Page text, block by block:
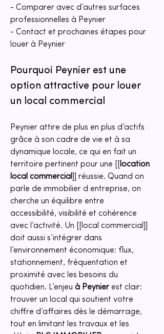
- Comparer avec d’autres surfaces
professionnelles à Peynier
- Contact et prochaines étapes pour
louer à Peynier
Pourquoi Peynier est une
option attractive pour louer
un local commercial
Peynier attire de plus en plus d’actifs
grâce à son cadre de vie et à sa
dynamique locale, ce qui en fait un
territoire pertinent pour une [[
location
local commercial
]] réussie. Quand on
parle de immobilier d entreprise, on
cherche un équilibre entre
accessibilité, visibilité et cohérence
avec l’activité. Un [[local commercial]]
doit aussi s’intégrer dans
l’environnement économique: flux,
stationnement, fréquentation et
proximité avec les besoins du
quotidien. L’enjeu à Peynier est clair:
trouver un local qui soutient votre
chiffre d’affaires dès le démarrage,
tout en limitant les travaux et les